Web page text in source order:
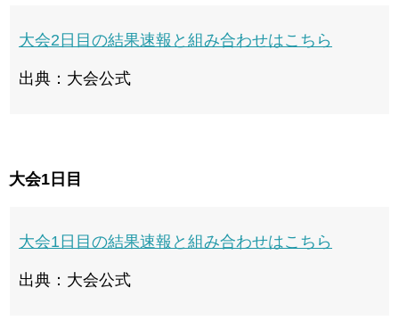
大会2日目の結果速報と組み合わせはこちら
出典：大会公式
大会1日目
大会1日目の結果速報と組み合わせはこちら
出典：大会公式